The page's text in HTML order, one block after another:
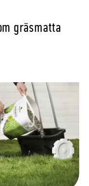
gräsmatta